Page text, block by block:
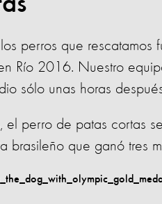
perros que rescatamos
Río 2016. Nuestro
sólo unas horas
el perro de patas cortas
brasileño que ganó tres